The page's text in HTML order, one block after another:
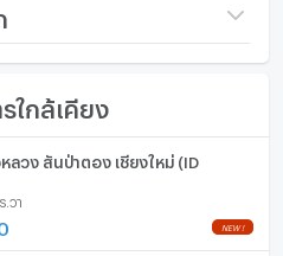
19,444,000
(19,621 บาท/ตร.วา)
รใกล้เคียง
ลวง สันป่าตอง เชียงใหม่ (ID
.วา